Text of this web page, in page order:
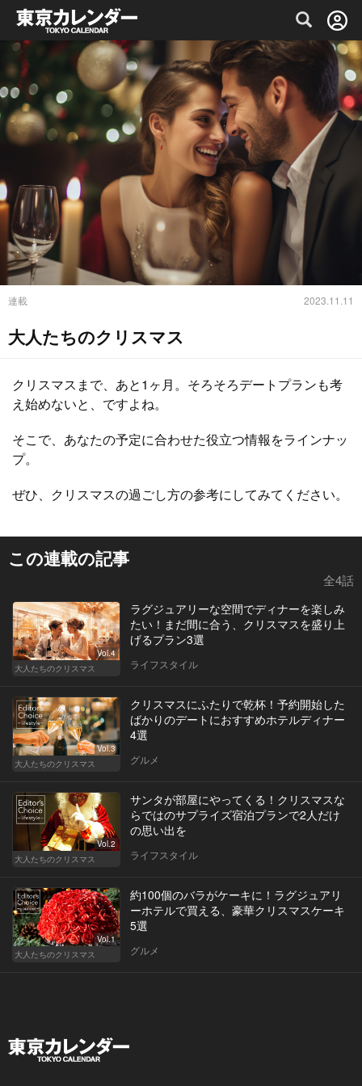
グルメ情報・プレミアムレストラン予約
連載 2023.11.11
大人たちのクリスマス
クリスマスまで、あと1ヶ月。そろそろデートプランも考
え始めないと、ですよね。
そこで、あなたの予定に合わせた役立つ情報をラインナッ
プ。
ぜひ、クリスマスの過ごし方の参考にしてみてください。
この連載の記事
全4話
Vol.4
大人たちのクリスマス
ラグジュアリーな空間でディナーを楽しみ
たい！まだ間に合う、クリスマスを盛り上
げるプラン3選
ライフスタイル
Vol.3
大人たちのクリスマス
クリスマスにふたりで乾杯！予約開始した
ばかりのデートにおすすめホテルディナー
4選
グルメ
Vol.2
大人たちのクリスマス
サンタが部屋にやってくる！クリスマスな
らではのサプライズ宿泊プランで2人だけ
の思い出を
ライフスタイル
Vol.1
大人たちのクリスマス
約100個のバラがケーキに！ラグジュアリ
ーホテルで買える、豪華クリスマスケーキ
5選
グルメ